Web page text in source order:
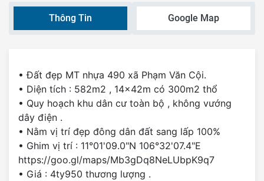
Thông Tin Google Map
• Đất đẹp MT nhựa 490 xã Phạm Văn Cội.
• Diện tích : 582m2 , 14x42m có 300m2 thổ
• Quy hoạch khu dân cư toàn bộ , không vướng
dây điện .
• Nằm vị trí đẹp đông dân đất sang lấp 100%
• Ghim vị trí : 11°01'09.0"N 106°32'07.4"E
https://goo.gl/maps/Mb3gDq8NeLUbpK9q7
• Giá : 4ty950 thương lượng .